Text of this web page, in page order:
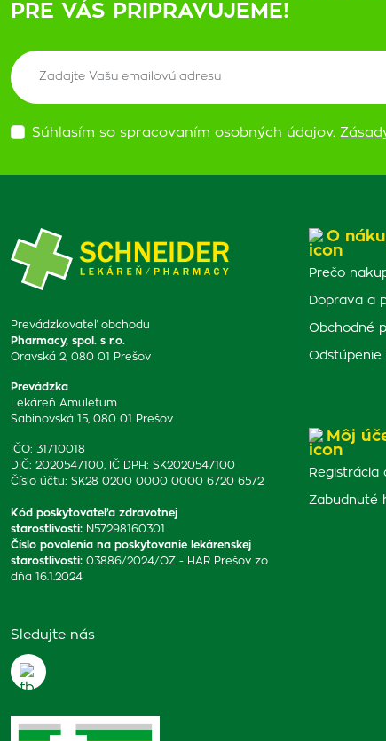
PRE VÁS PRIPRAVUJEME!
Súhlasím so spracovaním osobných údajov.
Prevádzkovateľ obchodu
Pharmacy, spol. s r.o.
Oravská 2, 080 01 Prešov
Prevádzka
Lekáreň Amuletum
Sabinovská 15, 080 01 Prešov
IČO: 31710018
DIČ: 2020547100, IČ DPH: SK2020547100
Číslo účtu: SK28 0200 0000 0000 6720 6572
Kód poskytovateľa zdravotnej
starostlivosti: N57298160301
Číslo povolenia na poskytovanie lekárenskej
starostlivosti: 03886/2024/OZ - HAR Prešov zo
dňa 16.1.2024
Sledujte nás
O
Prečo
Doprava a
Obchodné
Odstúpenie
Môj
Registrácia
Zabudnuté